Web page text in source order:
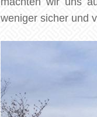
weniger sicher und